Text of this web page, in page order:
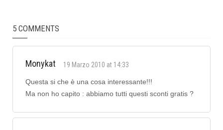
5 COMMENTS
Monykat 19 Marzo 2010 at 14:33
Questa si che è una cosa interessante!!!
Ma non ho capito : abbiamo tutti questi sconti gratis ?